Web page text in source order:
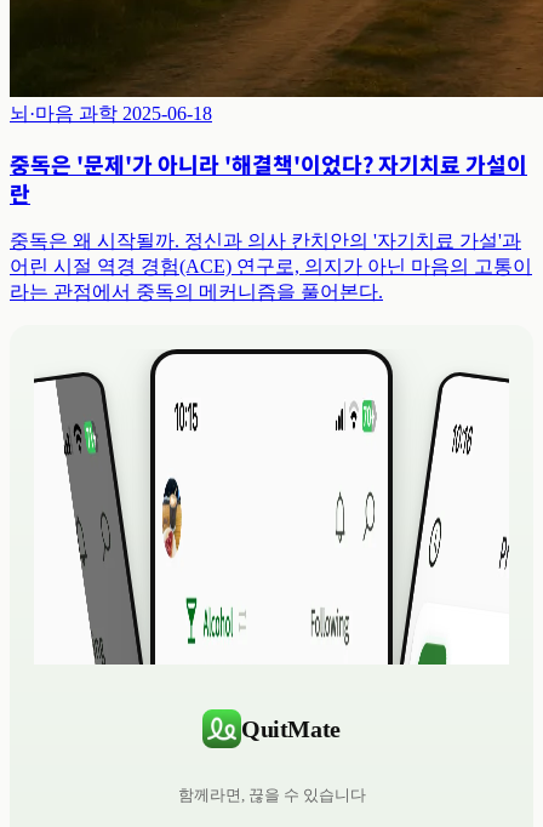
뇌·마음 과학 2025-06-18
중독은 '문제'가 아니라 '해결책'이었다? 자기치료 가설이
란
중독은 왜 시작될까. 정신과 의사 칸치안의 '자기치료 가설'과
어린 시절 역경 경험(ACE) 연구로, 의지가 아닌 마음의 고통이
라는 관점에서 중독의 메커니즘을 풀어본다.
QuitMate
함께라면, 끊을 수 있습니다